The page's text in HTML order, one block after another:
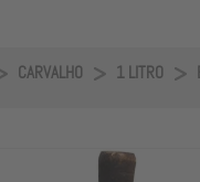
CARVALHO 1 LITRO